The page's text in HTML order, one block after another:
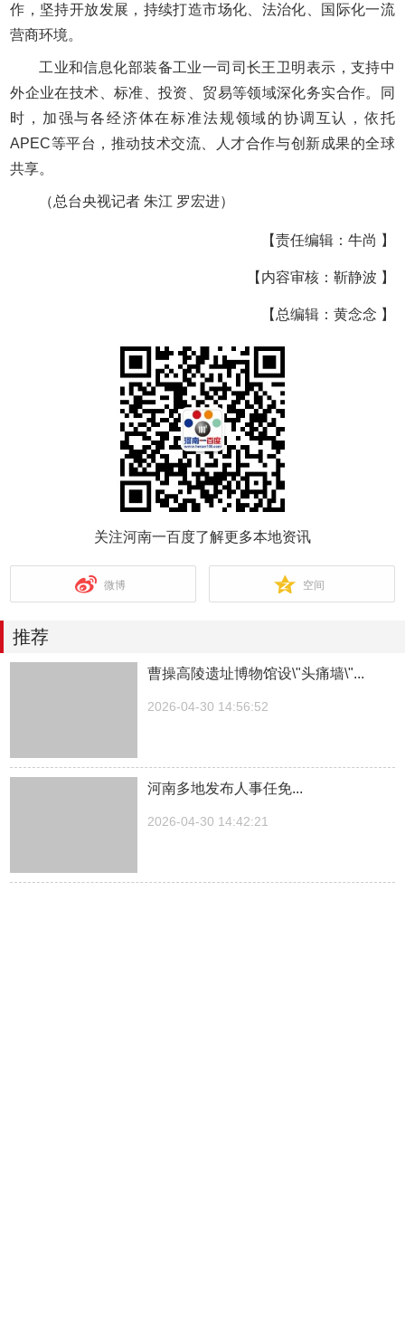
作，坚持开放发展，持续打造市场化、法治化、国际化一流
营商环境。
工业和信息化部装备工业一司司长王卫明表示，支持中
外企业在技术、标准、投资、贸易等领域深化务实合作。同
时，加强与各经济体在标准法规领域的协调互认，依托
APEC等平台，推动技术交流、人才合作与创新成果的全球
共享。
（总台央视记者 朱江 罗宏进）
【责任编辑：牛尚 】
【内容审核：靳静波 】
【总编辑：黄念念 】
关注河南一百度了解更多本地资讯
微博 空间
推荐
曹操高陵遗址博物馆设\"头痛墙\"...
2026-04-30 14:56:52
河南多地发布人事任免...
2026-04-30 14:42:21